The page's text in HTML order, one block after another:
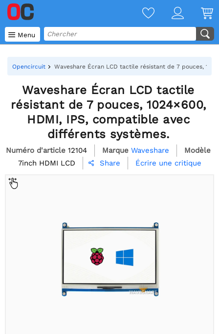
 Menu
Opencircuit Waveshare Écran LCD tactile résistant de 7 pouces,
Waveshare Écran LCD tactile
résistant de 7 pouces, 1024×600,
HDMI, IPS, compatible avec
différents systèmes.
Numéro d'article 12104 Marque Waveshare
Modèle
7inch HDMI LCD
 Share Écrire une critique